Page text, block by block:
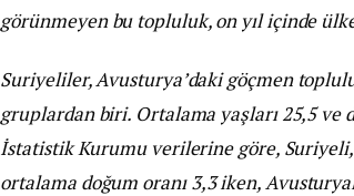
görünmeyen bu topluluk, on yıl içinde
Suriyeliler, Avusturya’daki göçmen
gruplardan biri. Ortalama yaşları 25,5 ve
İstatistik Kurumu verilerine göre, Suriyeli,
ortalama doğum oranı 3,3 iken,